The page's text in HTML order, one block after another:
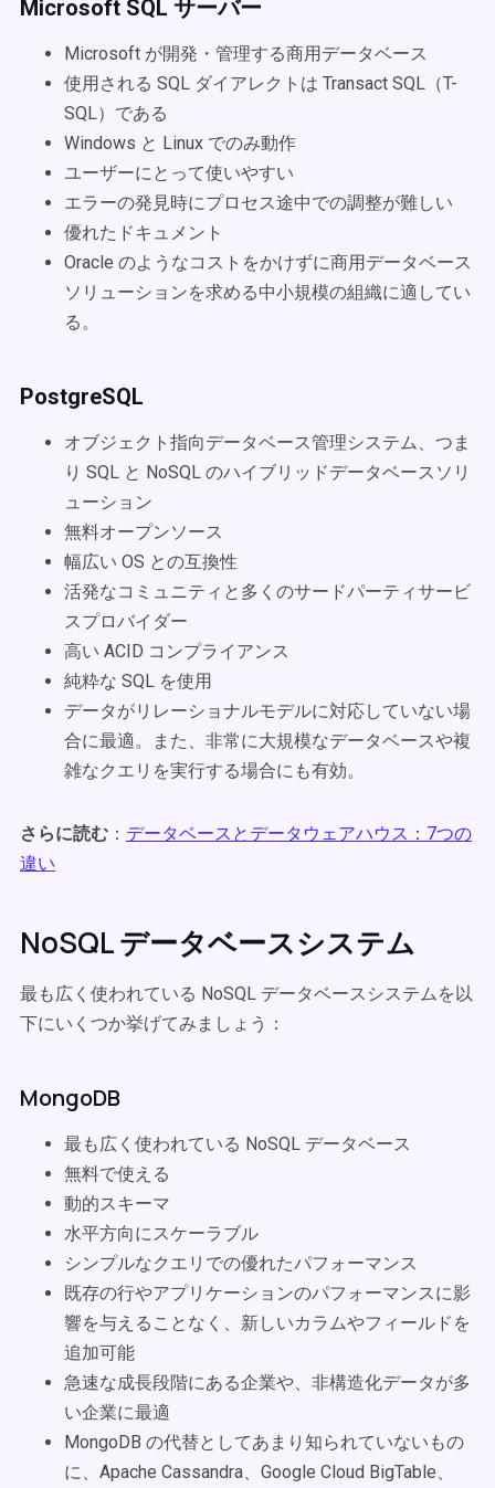
Microsoft SQL サーバー
Microsoft が開発・管理する商用データベース
使用される SQL ダイアレクトは Transact SQL（T-
SQL）である
Windows と Linux でのみ動作
ユーザーにとって使いやすい
エラーの発見時にプロセス途中での調整が難しい
優れたドキュメント
Oracle のようなコストをかけずに商用データベース
ソリューションを求める中小規模の組織に適してい
る。
PostgreSQL
オブジェクト指向データベース管理システム、つま
り SQL と NoSQL のハイブリッドデータベースソリ
ューション
無料オープンソース
幅広い OS との互換性
活発なコミュニティと多くのサードパーティサービ
スプロバイダー
高い ACID コンプライアンス
純粋な SQL を使用
データがリレーショナルモデルに対応していない場
合に最適。また、非常に大規模なデータベースや複
雑なクエリを実行する場合にも有効。
さらに読む ： データベースとデータウェアハウス：7つの
違い
NoSQL データベースシステム
最も広く使われている NoSQL データベースシステムを以
下にいくつか挙げてみましょう：
MongoDB
最も広く使われている NoSQL データベース
無料で使える
動的スキーマ
水平方向にスケーラブル
シンプルなクエリでの優れたパフォーマンス
既存の行やアプリケーションのパフォーマンスに影
響を与えることなく、新しいカラムやフィールドを
追加可能
急速な成長段階にある企業や、非構造化データが多
い企業に最適
MongoDB の代替としてあまり知られていないもの
に、Apache Cassandra、Google Cloud BigTable、